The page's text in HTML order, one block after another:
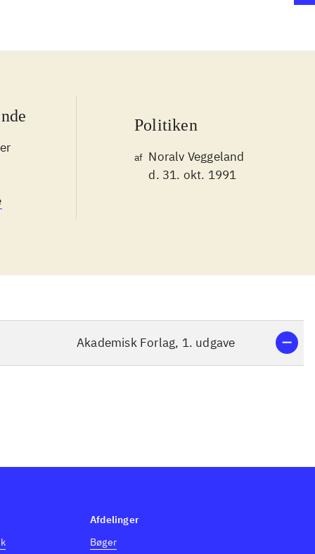
Politiken
af Noralv Veggeland
d. 31. okt. 1991
Akademisk Forlag, 1. udgave
Afdelinger
Bøger